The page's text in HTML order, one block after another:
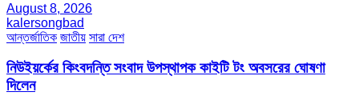
August 8, 2026
kalersongbad
আন্তর্জাতিক জাতীয় সারা দেশ
নিউইয়র্কের কিংবদন্তি সংবাদ উপস্থাপক কাইটি টং অবসরের ঘোষণা
দিলেন